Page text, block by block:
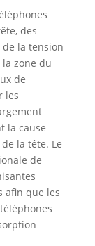
des
la tension
zone du
de
les
la cause
la tête. Le
de
afin que les